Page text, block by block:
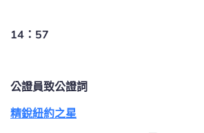
14：57
公證員致公證詞
精銳紐約之星